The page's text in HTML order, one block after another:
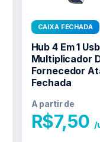
CAIXA FECHADA
Hub 4 Em 1
Multiplicador
Fornecedor
Fechada
A partir de
R$7,50 /